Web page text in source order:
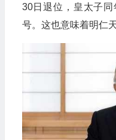
30日退位，皇太子
号。这也意味着明仁